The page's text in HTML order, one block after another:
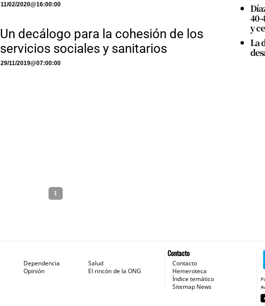
11/02/2020@16:00:00
Un decálogo para la cohesión de los
servicios sociales y sanitarios
29/11/2019@07:00:00
1
40-
y
La
Contacto
Contacto
Hemeroteca
Índice temático
Sitemap News
Dependencia
Salud
Opinión
El rincón de la ONG